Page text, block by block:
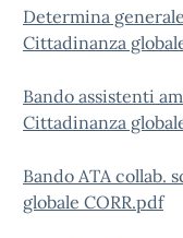
Determina
Cittadinanza
Bando assistenti
Cittadinanza
Bando ATA collab.
globale CORR.pdf